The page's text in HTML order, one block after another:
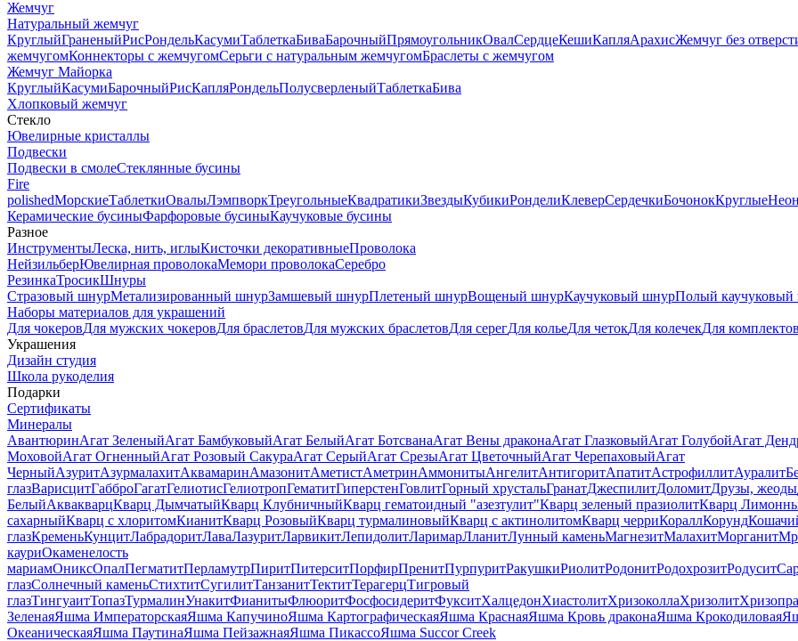
Жемчуг
Натуральный жемчуг
КруглыйГраненыйРисРондельКасумиТаблеткаБиваБарочныйПрямоугольникОвалСердцеКешиКапляАрахисЖемчуг без
жемчугомКоннекторы с жемчугомСерьги с натуральным жемчугомБраслеты с жемчугом
Жемчуг Майорка
КруглыйКасумиБарочныйРисКапляРондельПолусверленыйТаблеткаБива
Хлопковый жемчуг
Стекло
Ювелирные кристаллы
Подвески
Подвески в смолеСтеклянные бусины
Fire
polishedМорскиеТаблеткиОвалыЛэмпворкТреугольныеКвадратикиЗвездыКубикиРонделиКлеверСердечкиБочонокКруглые
Керамические бусиныФарфоровые бусиныКаучуковые бусины
Разное
ИнструментыЛеска, нить, иглыКисточки декоративныеПроволока
НейзильберЮвелирная проволокаМемори проволокаСеребро
РезинкаТросикШнуры
Стразовый шнурМетализированный шнурЗамшевый шнурПлетеный шнурВощеный шнурКаучуковый шнурПолый
Наборы материалов для украшений
Для чокеровДля мужских чокеровДля браслетовДля мужских браслетовДля серегДля кольеДля четокДля колечекДля
Украшения
Дизайн студия
Школа рукоделия
Подарки
Сертификаты
Минералы
АвантюринАгат ЗеленыйАгат БамбуковыйАгат БелыйАгат БотсванаАгат Вены драконаАгат ГлазковыйАгат ГолубойАгат
МоховойАгат ОгненныйАгат Розовый СакураАгат СерыйАгат СрезыАгат ЦветочныйАгат ЧерепаховыйАгат
ЧерныйАзуритАзурмалахитАквамаринАмазонитАметистАметринАммонитыАнгелитАнтигоритАпатитАстрофиллитАуралит
глазВарисцитГабброГагатГелиотисГелиотропГематитГиперстенГовлитГорный хрустальГранатДжеспилитДоломитДрузы, жеоды
БелыйАквакварцКварц ДымчатыйКварц КлубничныйКварц гематоидный "азезтулит"Кварц зеленый празиолитКварц
сахарныйКварц с хлоритомКианитКварц РозовыйКварц турмалиновыйКварц с актинолитомКварц черриКораллКорунд
глазКременьКунцитЛабрадоритЛаваЛазуритЛарвикитЛепидолитЛаримарЛланитЛунный каменьМагнезитМалахитМорганит
кауриОкаменелость
мариамОниксОпалПегматитПерламутрПиритПитерситПорфирПренитПурпуритРакушкиРиолитРодонитРодохрозитРодусит
глазСолнечный каменьСтихтитСугилитТанзанитТектитТерагерцТигровый
глазТингуаитТопазТурмалинУнакитФианитыФлюоритФосфосидеритФукситХалцедонХиастолитХризоколлаХризолит
ЗеленаяЯшма ИмператорскаяЯшма КапучиноЯшма КартографическаяЯшма КраснаяЯшма Кровь драконаЯшма Крокодиловая
ОкеаническаяЯшма ПаутинаЯшма ПейзажнаяЯшма ПикассоЯшма Succor Creek